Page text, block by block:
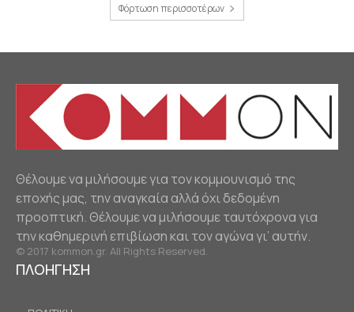
Φόρτωση περισσοτέρων
Θέλουμε να μιλήσουμε για τον κομμουνισμό της
εποχής μας, την αναγκαία αλλά όχι δεδομένη
προοπτική. Θέλουμε να μιλήσουμε ταυτόχρονα για
την καθημερινή επιβίωση και τον αγώνα γι’ αυτήν.
© 2017 kommon.gr. All Rights Reserved.
ΠΛΟΗΓΗΣΗ